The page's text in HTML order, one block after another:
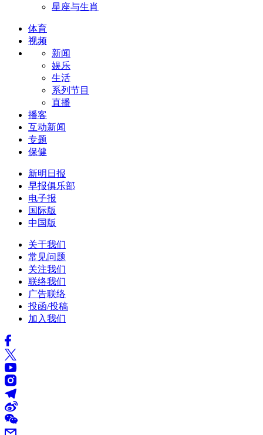
星座与生肖
体育
视频
新闻
娱乐
生活
系列节目
直播
播客
互动新闻
专题
保健
新明日报
早报俱乐部
电子报
国际版
中国版
关于我们
常见问题
关注我们
联络我们
广告联络
投函/投稿
加入我们